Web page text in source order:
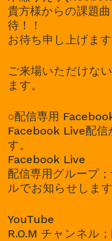
貴方様からの課題
待！！
お待ち申し上げます
ご来場いただけな
ます。
○配信専用
Facebook Live配信
す。
Facebook Live
配信専用グループ
ルでお知らせします
YouTube
R.O.M チャンネル